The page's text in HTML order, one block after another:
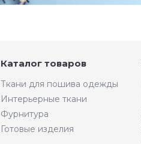
Каталог товаров
Ткани для пошива одежды
Интерьерные ткани
Фурнитура
Готовые изделия